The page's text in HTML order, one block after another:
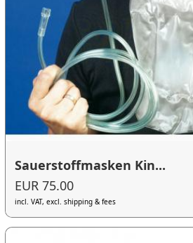
Sauerstoffmasken Kin...
EUR 75.00
incl. VAT, excl. shipping & fees